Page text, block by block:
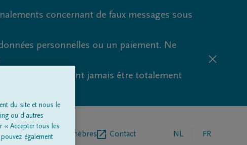
concernant de faux messages sous
personnelles ou un paiement. Ne
fraude ne peuvent jamais être totalement
de pompes funèbres Contact NL FR
du site et nous le
ou d'autres
« Accepter tous les
également